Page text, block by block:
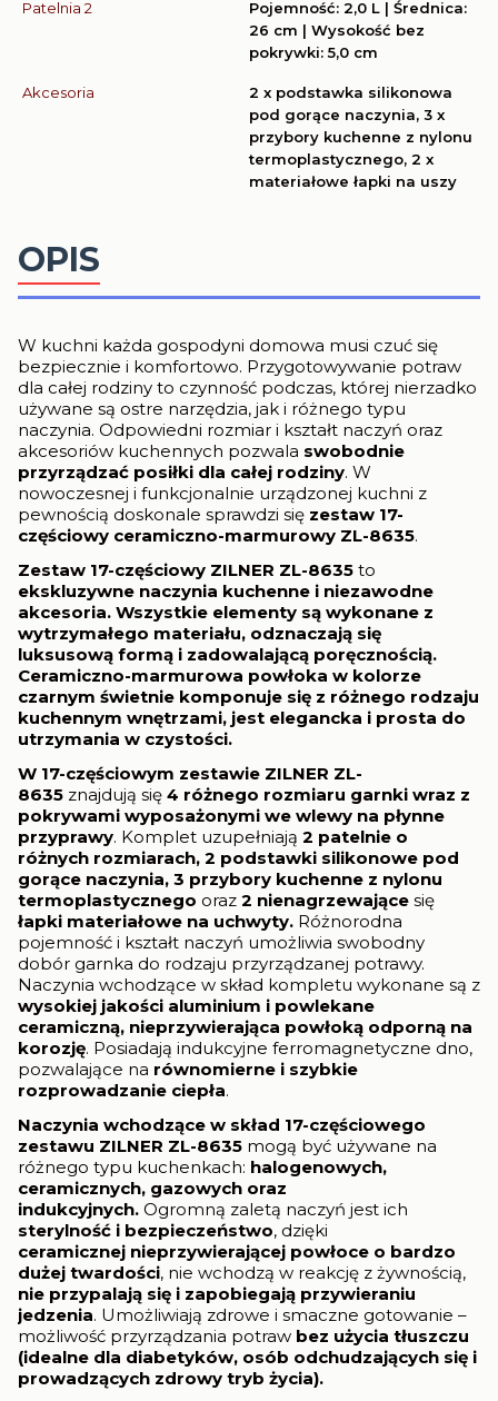
Patelnia 2
Pojemność: 2,0 L | Średnica:
26 cm | Wysokość bez
pokrywki: 5,0 cm
Akcesoria
2 x podstawka silikonowa
pod gorące naczynia, 3 x
przybory kuchenne z nylonu
termoplastycznego, 2 x
materiałowe łapki na uszy
OPIS
W kuchni każda gospodyni domowa musi czuć się
bezpiecznie i komfortowo. Przygotowywanie potraw
dla całej rodziny to czynność podczas, której nierzadko
używane są ostre narzędzia, jak i różnego typu
naczynia. Odpowiedni rozmiar i kształt naczyń oraz
akcesoriów kuchennych pozwala swobodnie
przyrządzać posiłki dla całej rodziny. W
nowoczesnej i funkcjonalnie urządzonej kuchni z
pewnością doskonale sprawdzi się zestaw 17-
częściowy ceramiczno-marmurowy ZL-8635.
Zestaw 17-częściowy ZILNER ZL-8635 to
ekskluzywne naczynia kuchenne i niezawodne
akcesoria. Wszystkie elementy są wykonane z
wytrzymałego materiału, odznaczają się
luksusową formą i zadowalającą poręcznością.
Ceramiczno-marmurowa powłoka w kolorze
czarnym świetnie komponuje się z różnego rodzaju
kuchennym wnętrzami, jest elegancka i prosta do
utrzymania w czystości.
W 17-częściowym zestawie ZILNER ZL-
8635 znajdują się 4 różnego rozmiaru garnki wraz z
pokrywami wyposażonymi we wlewy na płynne
przyprawy. Komplet uzupełniają 2 patelnie o
różnych rozmiarach, 2 podstawki silikonowe pod
gorące naczynia, 3 przybory kuchenne z nylonu
termoplastycznego oraz 2 nienagrzewające się
łapki materiałowe na uchwyty. Różnorodna
pojemność i kształt naczyń umożliwia swobodny
dobór garnka do rodzaju przyrządzanej potrawy.
Naczynia wchodzące w skład kompletu wykonane są z
wysokiej jakości aluminium i powlekane
ceramiczną, nieprzywierająca powłoką odporną na
korozję. Posiadają indukcyjne ferromagnetyczne dno,
pozwalające na równomierne i szybkie
rozprowadzanie ciepła.
Naczynia wchodzące w skład 17-częściowego
zestawu ZILNER ZL-8635 mogą być używane na
różnego typu kuchenkach: halogenowych,
ceramicznych, gazowych oraz
indukcyjnych. Ogromną zaletą naczyń jest ich
sterylność i bezpieczeństwo, dzięki
ceramicznej nieprzywierającej powłoce o bardzo
dużej twardości, nie wchodzą w reakcję z żywnością,
nie przypalają się i zapobiegają przywieraniu
jedzenia. Umożliwiają zdrowe i smaczne gotowanie –
możliwość przyrządzania potraw bez użycia tłuszczu
(idealne dla diabetyków, osób odchudzających się i
prowadzących zdrowy tryb życia).